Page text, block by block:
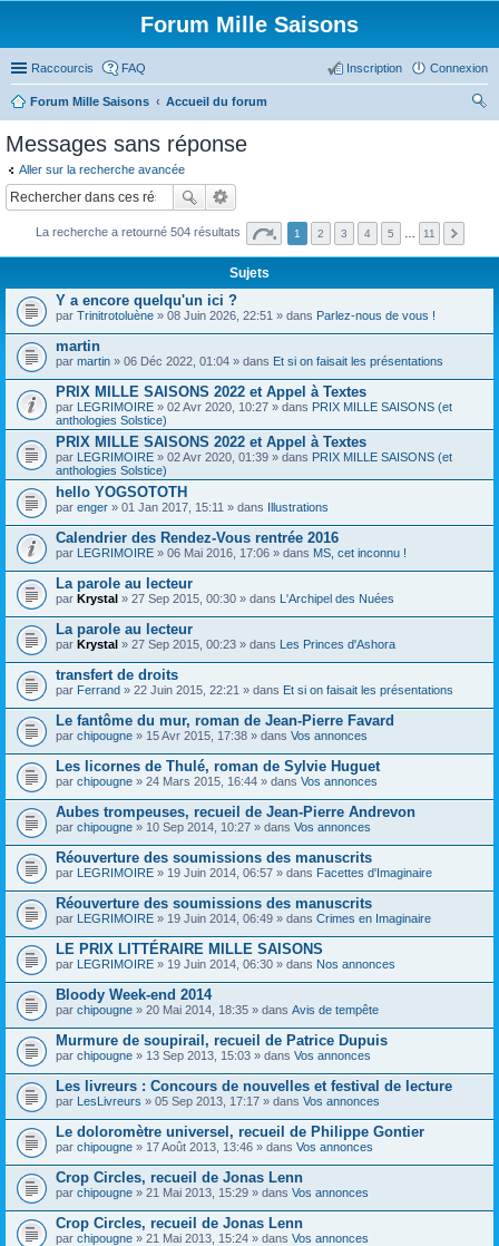
Forum Mille Saisons
Raccourcis FAQ Connexion
Inscription
Forum Mille Saisons
Accueil du forum
Messages sans réponse
Aller sur la recherche avancée
La recherche a retourné 504 résultats 1 2 3 4 5 11
Sujets
Y a encore quelqu'un ici ?
par Trinitrotoluène » 08 Juin 2026, 22:51 » dans Parlez-nous de vous !
martin
par martin » 06 Déc 2022, 01:04 » dans Et si on faisait les présentations
PRIX MILLE SAISONS 2022 et Appel à Textes
par LEGRIMOIRE » 02 Avr 2020, 10:27 » dans PRIX MILLE SAISONS (et
anthologies Solstice)
PRIX MILLE SAISONS 2022 et Appel à Textes
par LEGRIMOIRE » 02 Avr 2020, 01:39 » dans PRIX MILLE SAISONS (et
anthologies Solstice)
hello YOGSOTOTH
par enger » 01 Jan 2017, 15:11 » dans Illustrations
Calendrier des Rendez-Vous rentrée 2016
par LEGRIMOIRE » 06 Mai 2016, 17:06 » dans MS, cet inconnu !
La parole au lecteur
par Krystal » 27 Sep 2015, 00:30 » dans L'Archipel des Nuées
La parole au lecteur
par Krystal » 27 Sep 2015, 00:23 » dans Les Princes d'Ashora
transfert de droits
par Ferrand » 22 Juin 2015, 22:21 » dans Et si on faisait les présentations
Le fantôme du mur, roman de Jean-Pierre Favard
par chipougne » 15 Avr 2015, 17:38 » dans Vos annonces
Les licornes de Thulé, roman de Sylvie Huguet
par chipougne » 24 Mars 2015, 16:44 » dans Vos annonces
Aubes trompeuses, recueil de Jean-Pierre Andrevon
par chipougne » 10 Sep 2014, 10:27 » dans Vos annonces
Réouverture des soumissions des manuscrits
par LEGRIMOIRE » 19 Juin 2014, 06:57 » dans Facettes d'Imaginaire
Réouverture des soumissions des manuscrits
par LEGRIMOIRE » 19 Juin 2014, 06:49 » dans Crimes en Imaginaire
LE PRIX LITTÉRAIRE MILLE SAISONS
par LEGRIMOIRE » 19 Juin 2014, 06:30 » dans Nos annonces
Bloody Week-end 2014
par chipougne » 20 Mai 2014, 18:35 » dans Avis de tempête
Murmure de soupirail, recueil de Patrice Dupuis
par chipougne » 13 Sep 2013, 15:03 » dans Vos annonces
Les livreurs : Concours de nouvelles et festival de lecture
par LesLivreurs » 05 Sep 2013, 17:17 » dans Vos annonces
Le doloromètre universel, recueil de Philippe Gontier
par chipougne » 17 Août 2013, 13:46 » dans Vos annonces
Crop Circles, recueil de Jonas Lenn
par chipougne » 21 Mai 2013, 15:29 » dans Vos annonces
Crop Circles, recueil de Jonas Lenn
par chipougne » 21 Mai 2013, 15:24 » dans Vos annonces